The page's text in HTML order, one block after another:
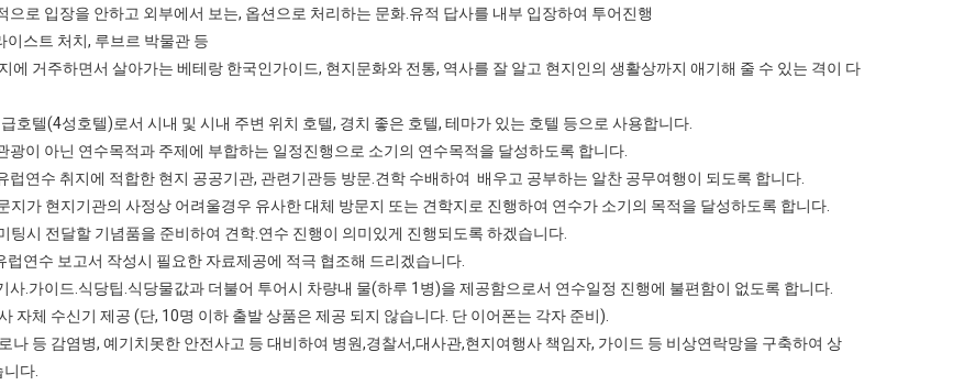
으로 입장을 안하고 외부에서 보는, 옵션으로 처리하는 문화.유적 답사를 내부 입장하여 투어진행
이스트 처치, 루브르 박물관 등
에 거주하면서 살아가는 베테랑 한국인가이드, 현지문화와 전통, 역사를 잘 알고 현지인의 생활상까지 애기해 줄 수 있는 격이 다
호텔(4성호텔)로서 시내 및 시내 주변 위치 호텔, 경치 좋은 호텔, 테마가 있는 호텔 등으로 사용합니다.
광이 아닌 연수목적과 주제에 부합하는 일정진행으로 소기의 연수목적을 달성하도록 합니다.
럽연수 취지에 적합한 현지 공공기관, 관련기관등 방문.견학 수배하여 배우고 공부하는 알찬 공무여행이 되도록 합니다.
지가 현지기관의 사정상 어려울경우 유사한 대체 방문지 또는 견학지로 진행하여 연수가 소기의 목적을 달성하도록 합니다.
팅시 전달할 기념품을 준비하여 견학.연수 진행이 의미있게 진행되도록 하겠습니다.
럽연수 보고서 작성시 필요한 자료제공에 적극 협조해 드리겠습니다.
사.가이드.식당팁.식당물값과 더불어 투어시 차량내 물(하루 1병)을 제공함으로서 연수일정 진행에 불편함이 없도록 합니다.
자체 수신기 제공 (단, 10명 이하 출발 상품은 제공 되지 않습니다. 단 이어폰는 각자 준비).
나 등 감염병, 예기치못한 안전사고 등 대비하여 병원,경찰서,대사관,현지여행사 책임자, 가이드 등 비상연락망을 구축하여 상
다.